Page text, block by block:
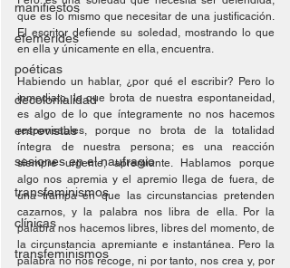
manifiestos
efemérides
poéticas
decolonialidad
entrevistas
sesiones en el naufragio
transfeminismos
clínicas
transfeminismos
que es lo mismo que necesitar de una justificación.
El escritor defiende su soledad, mostrando lo que
en ella y únicamente en ella, encuentra.
Habiendo un hablar, ¿por qué el escribir? Pero lo
inmediato, lo que brota de nuestra espontaneidad,
es algo de lo que íntegramente no nos hacemos
responsables, porque no brota de la totalidad
íntegra de nuestra persona; es una reacción
siempre urgente, apremiante. Hablamos porque
algo nos apremia y el apremio llega de fuera, de
una trampa en que las circunstancias pretenden
cazarnos, y la palabra nos libra de ella. Por la
palabra nos hacemos libres, libres del momento, de
la circunstancia apremiante e instantánea. Pero la
palabra no nos recoge, ni por tanto, nos crea y, por